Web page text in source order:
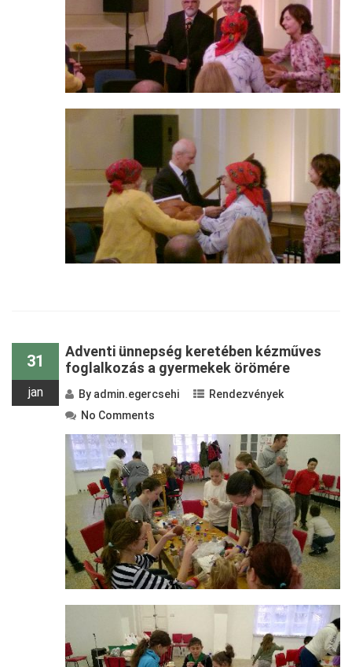
31
jan
Adventi ünnepség keretében kézműves
foglalkozás a gyermekek örömére
By admin.egercsehi
Rendezvények
No Comments